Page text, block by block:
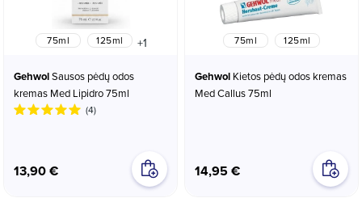
75ml 125ml +1
Gehwol
kremas Med Lipidro 75ml
(4)
13,90 €
75ml 125ml
Gehwol
Med Callus 75ml
14,95 €